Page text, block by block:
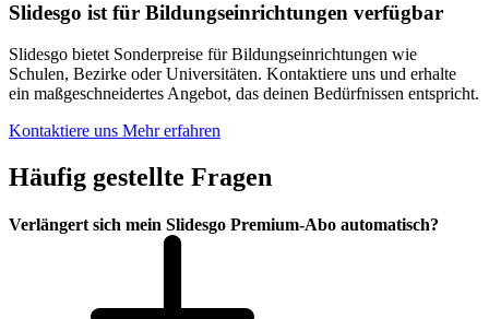
Slidesgo ist für Bildungseinrichtungen verfügbar
Slidesgo bietet Sonderpreise für Bildungseinrichtungen wie
Schulen, Bezirke oder Universitäten. Kontaktiere uns und erhalte
ein maßgeschneidertes Angebot, das deinen Bedürfnissen entspricht.
Kontaktiere uns Mehr erfahren
Häufig gestellte Fragen
Verlängert sich mein Slidesgo Premium-Abo automatisch?